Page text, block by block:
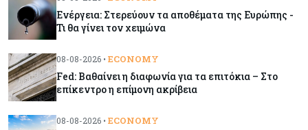
Κόσμος 08-08-2026
Γιατί οι κεντρικές τράπεζες αφήνουν τις αγορές
Κόσμος
Ενέργεια: Στερεύουν τα αποθέματα της Ευρώπης -
Τι θα γίνει τον χειμώνα
08-08-2026 • ECONOMY
Fed: Βαθαίνει η διαφωνία για τα επιτόκια – Στο
επίκεντρο η επίμονη ακρίβεια
08-08-2026 • ECONOMY